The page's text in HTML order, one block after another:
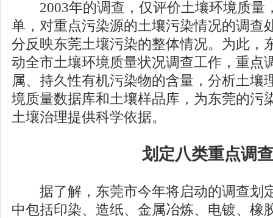
2003年的调查，仅评价土壤环境质量
单，对重点污染源的土壤污染情况的调查
分反映东莞土壤污染的整体情况。为此，
动全市土壤环境质量状况调查工作，重点
属、持久性有机污染物的含量，分析土壤
境质量数据库和土壤样品库，为东莞的污
土壤治理提供科学依据。
划定八类重点调
据了解，东莞市今年将启动的调查划
中包括印染、造纸、金属冶炼、电镀、橡